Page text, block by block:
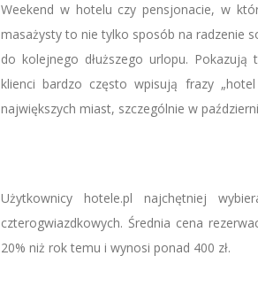
Weekend w hotelu czy pensjonacie, w
masażysty to nie tylko sposób na radzenie
do kolejnego dłuższego urlopu.
klienci bardzo często wpisują frazy
największych miast, szczególnie w
Użytkownicy hotele.pl najchętniej
czterogwiazdkowych. Średnia cena
20% niż rok temu i wynosi ponad 400 zł.